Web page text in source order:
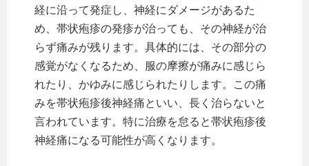
経に沿って発症し、神経にダメージがあるた
め、帯状疱疹の発疹が治っても、その神経が治
らず痛みが残ります。具体的には、その部分の
感覚がなくなるため、服の摩擦が痛みに感じら
れたり、かゆみに感じられたりします。この痛
みを帯状疱疹後神経痛といい、長く治らないと
言われています。特に治療を怠ると帯状疱疹後
神経痛になる可能性が高くなります。